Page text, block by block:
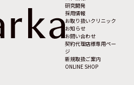
研究開発
採用情報
お取り扱いクリニック
お知らせ
お問い合わせ
契約代理店様専用ペー
ジ
新規取扱ご案内
ONLINE SHOP